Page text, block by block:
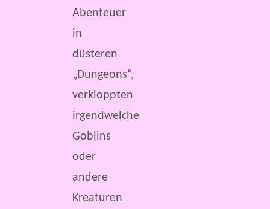
Abenteuer
in
düsteren
„Dungeons“,
verkloppten
irgendwelche
Goblins
oder
andere
Kreaturen